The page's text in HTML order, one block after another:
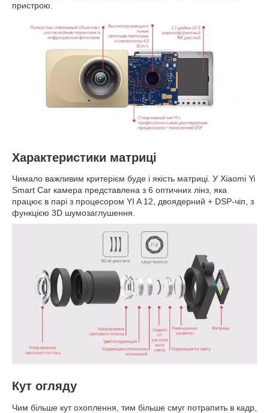
пристрою.
Характеристики матриці
Чимало важливим критерієм буде і якість матриці. У Xiaomi Yi
Smart Car камера представлена з 6 оптичних лінз, яка
працює в парі з процесором YI A 12, двоядерний + DSP-чіп, з
функцією 3D шумозаглушення.
Кут огляду
Чим більше кут охоплення, тим більше смуг потрапить в кадр,